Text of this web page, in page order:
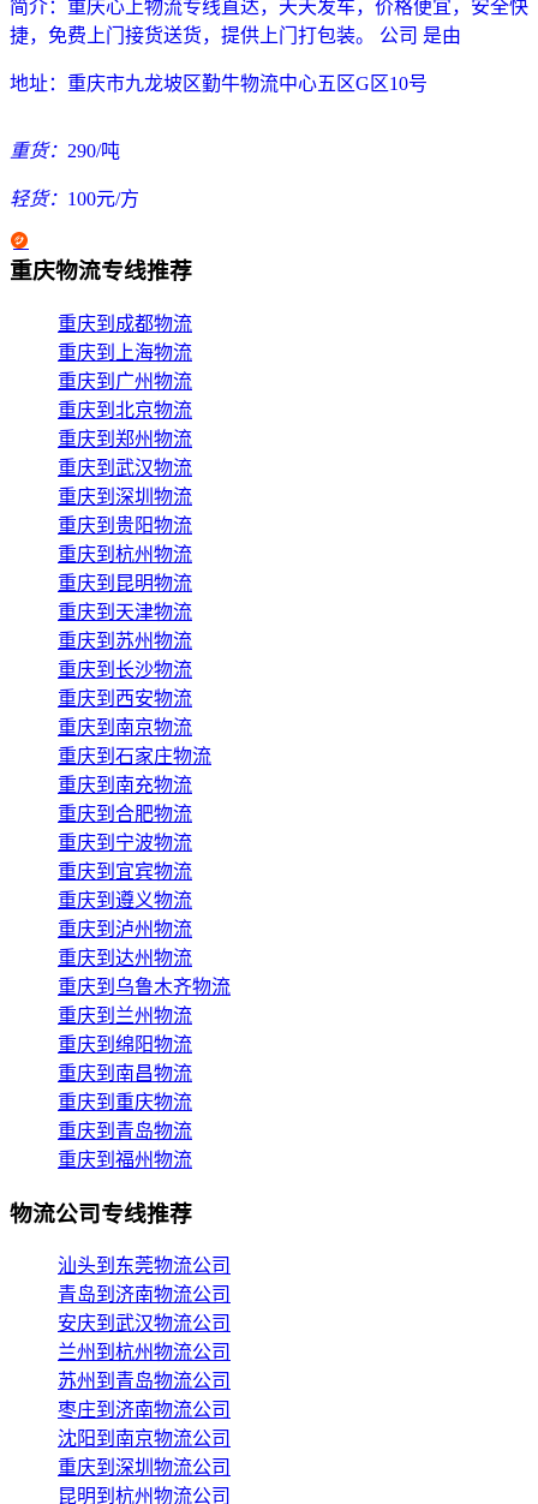
简介： 重庆心上物流专线直达，天天发车，价格便宜，安全快
捷，免费上门接货送货，提供上门打包装。 公司 是由
地址： 重庆市九龙坡区勤牛物流中心五区G区10号
重货： 290/吨
轻货： 100元/方
重庆物流专线推荐
重庆到成都物流
重庆到上海物流
重庆到广州物流
重庆到北京物流
重庆到郑州物流
重庆到武汉物流
重庆到深圳物流
重庆到贵阳物流
重庆到杭州物流
重庆到昆明物流
重庆到天津物流
重庆到苏州物流
重庆到长沙物流
重庆到西安物流
重庆到南京物流
重庆到石家庄物流
重庆到南充物流
重庆到合肥物流
重庆到宁波物流
重庆到宜宾物流
重庆到遵义物流
重庆到泸州物流
重庆到达州物流
重庆到乌鲁木齐物流
重庆到兰州物流
重庆到绵阳物流
重庆到南昌物流
重庆到重庆物流
重庆到青岛物流
重庆到福州物流
物流公司专线推荐
汕头到东莞物流公司
青岛到济南物流公司
安庆到武汉物流公司
兰州到杭州物流公司
苏州到青岛物流公司
枣庄到济南物流公司
沈阳到南京物流公司
重庆到深圳物流公司
昆明到杭州物流公司